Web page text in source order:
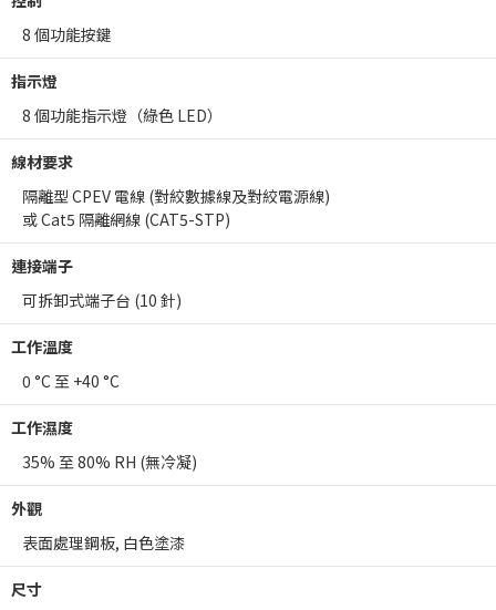
8 個功能按鍵
指示燈
8 個功能指示燈（綠色 LED）
線材要求
隔離型 CPEV 電線 (對絞數據線及對絞電源線)
或 Cat5 隔離網線 (CAT5-STP)
連接端子
可拆卸式端子台 (10 針)
工作溫度
0 °C 至 +40 °C
工作濕度
35% 至 80% RH (無冷凝)
外觀
表面處理鋼板, 白色塗漆
尺寸